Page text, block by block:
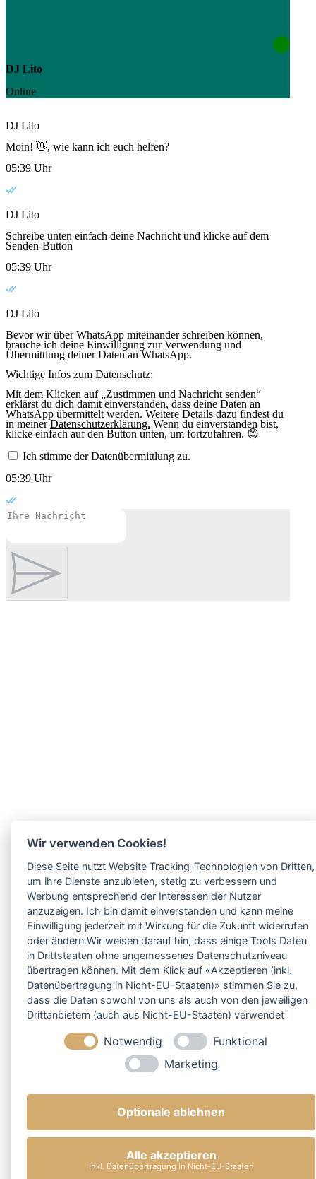
Wir verwenden Cookies!
Diese Seite nutzt Website Tracking-Technologien von Dritten,
um ihre Dienste anzubieten, stetig zu verbessern und
Werbung entsprechend der Interessen der Nutzer
anzuzeigen. Ich bin damit einverstanden und kann meine
Einwilligung jederzeit mit Wirkung für die Zukunft widerrufen
oder ändern.Wir weisen darauf hin, dass einige Tools Daten
in Drittstaaten ohne angemessenes Datenschutzniveau
übertragen können. Mit dem Klick auf «Akzeptieren (inkl.
Datenübertragung in Nicht-EU-Staaten)» stimmen Sie zu,
dass die Daten sowohl von uns als auch von den jeweiligen
Drittanbietern (auch aus Nicht-EU-Staaten) verwendet
selbstverständlich jederzeit ändern.
Notwendig
Funktional
Marketing
Optionale ablehnen
Alle akzeptieren
inkl. Datenübertragung in Nicht-EU-Staaten
DJ Lito
Online
DJ Lito
Moin! 👋, wie kann ich euch helfen?
05:39 Uhr
DJ Lito
Schreibe unten einfach deine Nachricht und klicke auf dem
Senden-Button
05:39 Uhr
DJ Lito
Bevor wir über WhatsApp miteinander schreiben können,
brauche ich deine Einwilligung zur Verwendung und
Übermittlung deiner Daten an WhatsApp.
Wichtige Infos zum Datenschutz:
Mit dem Klicken auf „Zustimmen und Nachricht senden“
erklärst du dich damit einverstanden, dass deine Daten an
WhatsApp übermittelt werden. Weitere Details dazu findest du
in meinerDatenschutzerklärung. Wenn du einverstanden bist,
klicke einfach auf den Button unten, um fortzufahren. 😊
Ich stimme der Datenübermittlung zu.
05:39 Uhr